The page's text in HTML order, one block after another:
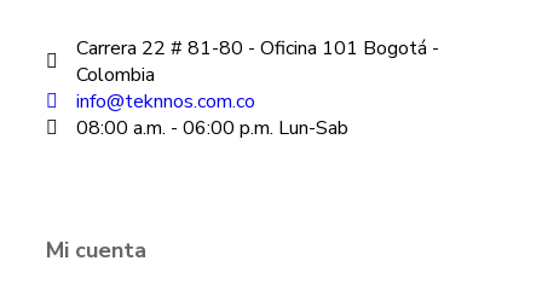
Carrera 22 # 81-80 - Oficina 101 Bogotá -
Colombia
info@teknnos.com.co
08:00 a.m. - 06:00 p.m. Lun-Sab
Mi cuenta